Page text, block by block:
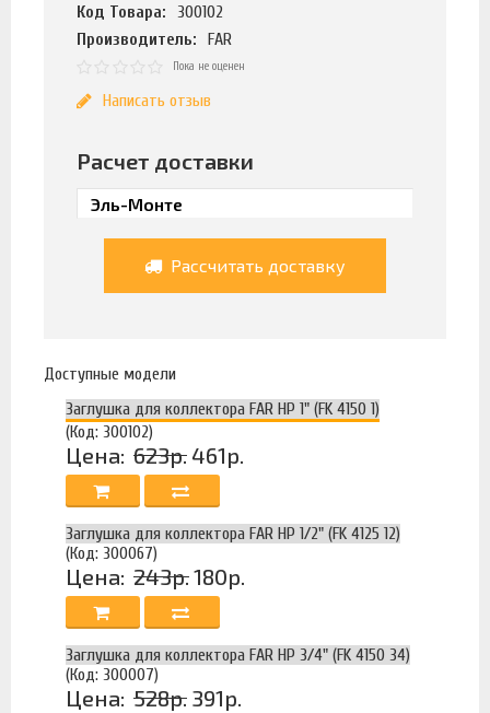
Код Товара:
300102
Производитель:
FAR
Пока не оценен
Написать отзыв
Расчет доставки
Рассчитать доставку
Доступные модели
Заглушка для коллектора FAR НР 1" (FK 4150 1)
(Код: 300102)
Цена: 623р. 461р.
Заглушка для коллектора FAR НР 1/2" (FK 4125 12)
(Код: 300067)
Цена: 243р.180р.
Заглушка для коллектора FAR НР 3/4" (FK 4150 34)
(Код: 300007)
Цена: 528р. 391р.